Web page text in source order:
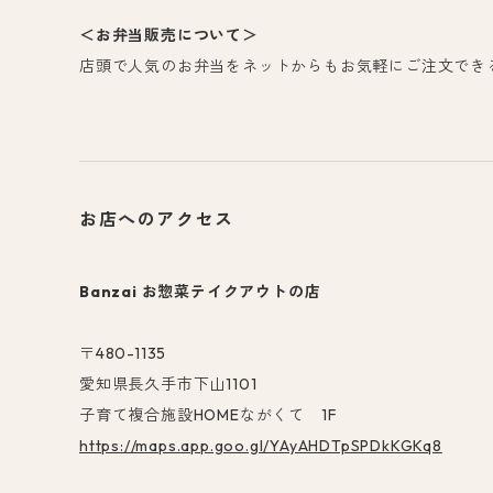
＜お弁当販売について＞
店頭で人気のお弁当をネットからもお気軽にご注文でき
お店へのアクセス
Banzai お惣菜テイクアウトの店
〒480-1135
愛知県長久手市下山1101
子育て複合施設HOMEながくて 1F
https://maps.app.goo.gl/YAyAHDTpSPDkKGKq8